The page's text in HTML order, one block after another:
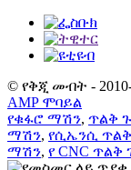
© የቅጂ መብት -
AMP ሞባይል
የቁፋሮ ማሽን, ጥልቅ
ማሽን, የሲኤንሲ
ማሽን, የ CNC